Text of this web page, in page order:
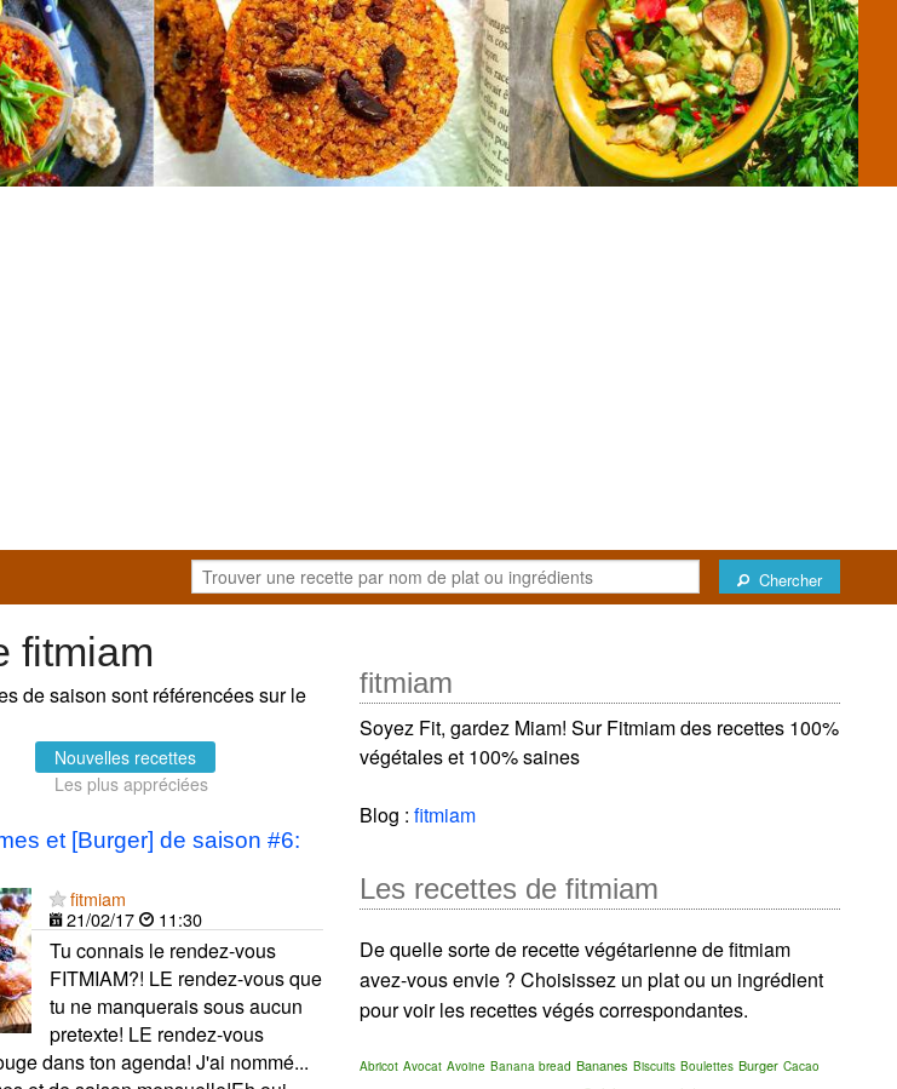
Chercher
fitmiam
de saison sont référencées sur le
Nouvelles recettes
Les plus appréciées
et [Burger] de saison #6:
fitmiam
21/02/17
11:30
Tu connais le rendez-vous
FITMIAM?! LE rendez-vous que
tu ne manquerais sous aucun
pretexte! LE rendez-vous
dans ton agenda! J'ai nommé...
fitmiam
Soyez Fit, gardez Miam! Sur Fitmiam des recettes 100%
végétales et 100% saines
Blog :fitmiam
Les recettes de fitmiam
De quelle sorte de recette végétarienne de fitmiam
avez-vous envie ? Choisissez un plat ou un ingrédient
pour voir les recettes végés correspondantes.
Abricot Avocat Avoine Banana bread Bananes Biscuits Boulettes Burger Cacao